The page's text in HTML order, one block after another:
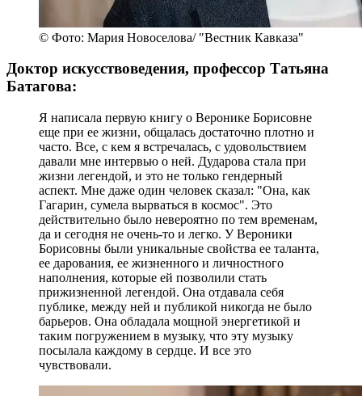
© Фото: Мария Новоселова/ "Вестник Кавказа"
Доктор искусствоведения, профессор Татьяна
Батагова:
Я написала первую книгу о Веронике Борисовне
еще при ее жизни, общалась достаточно плотно и
часто. Все, с кем я встречалась, с удовольствием
давали мне интервью о ней. Дударова стала при
жизни легендой, и это не только гендерный
аспект. Мне даже один человек сказал: "Она, как
Гагарин, сумела вырваться в космос". Это
действительно было невероятно по тем временам,
да и сегодня не очень-то и легко. У Вероники
Борисовны были уникальные свойства ее таланта,
ее дарования, ее жизненного и личностного
наполнения, которые ей позволили стать
прижизненной легендой. Она отдавала себя
публике, между ней и публикой никогда не было
барьеров. Она обладала мощной энергетикой и
таким погружением в музыку, что эту музыку
посылала каждому в сердце. И все это
чувствовали.